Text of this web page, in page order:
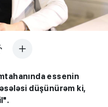
essenin
düşünürəm ki,